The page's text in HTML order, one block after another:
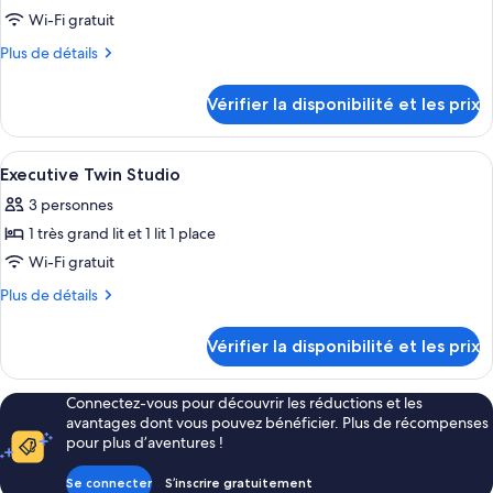
pour
ce
chambre :
Executive
Studio
With
Spa
Bath
Wi-Fi gratuit
Plus de détails
Plus
le
type
de
Executive
Studio
Spa
Bath
Vérifier la disponibilité et les prix
Afficher
toutes
les
photos
pour
ce
chambre :
Executive
Twin
Studio
Bureau, espace de travail pour
2
Executive Twin Studio
3 personnes
1 très grand lit et 1 lit 1 place
Wi-Fi gratuit
Plus de détails
Plus
le
type
de
chambre
Executive
Vérifier la disponibilité et les prix
Connectez-vous pour découvrir les réductions et les
avantages dont vous pouvez bénéficier. Plus de récompenses
pour plus d’aventures !
Se connecter S’inscrire gratuitement